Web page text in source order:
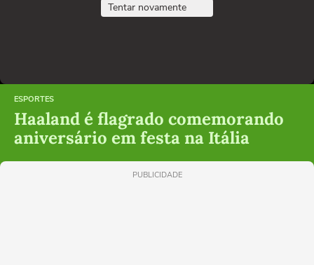
Tentar novamente
ESPORTES
Haaland é flagrado comemorando
aniversário em festa na Itália
PUBLICIDADE